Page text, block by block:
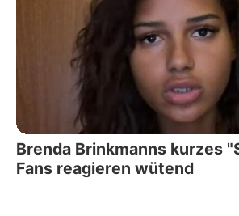
Brenda Brinkmanns kurzes
Fans reagieren wütend